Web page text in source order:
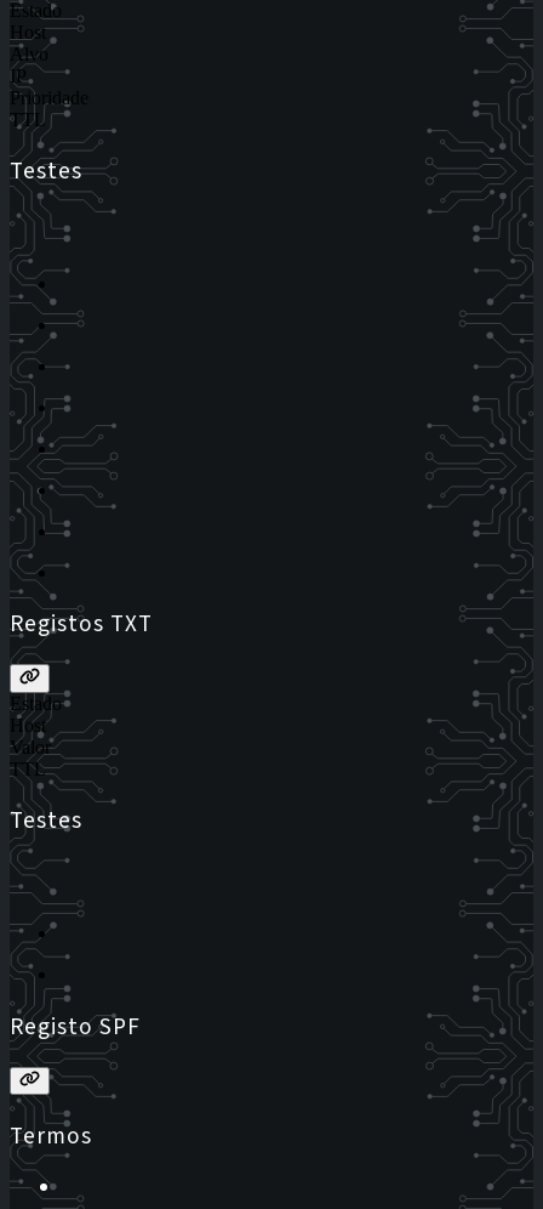
Estado
Host
Alvo
IP
Prioridade
TTL
Testes
Registos TXT
Estado
Host
Valor
TTL
Testes
Registo SPF
Termos